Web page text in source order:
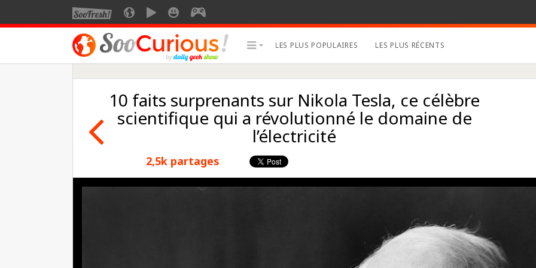
LES PLUS POPULAIRES LES PLUS RÉCENTS
10 faits surprenants sur Nikola Tesla, ce célèbre
scientifique qui a révolutionné le domaine de
l’électricité
2,5k partages